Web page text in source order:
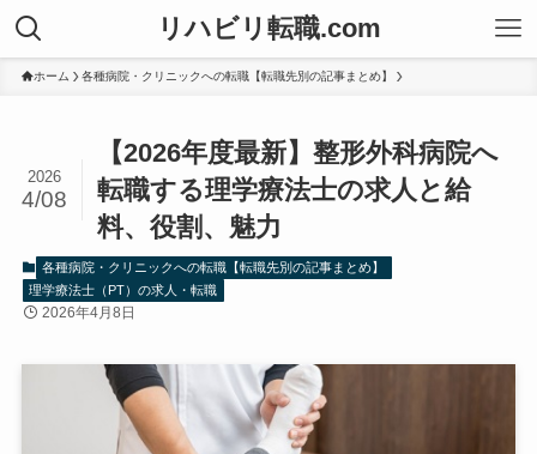
リハビリ転職.com
ホーム 各種病院・クリニックへの転職【転職先別の記事まとめ】
【2026年度最新】整形外科病院へ
転職する理学療法士の求人と給
料、役割、魅力
2026
4/08
各種病院・クリニックへの転職【転職先別の記事まとめ】
理学療法士（PT）の求人・転職
2026年4月8日